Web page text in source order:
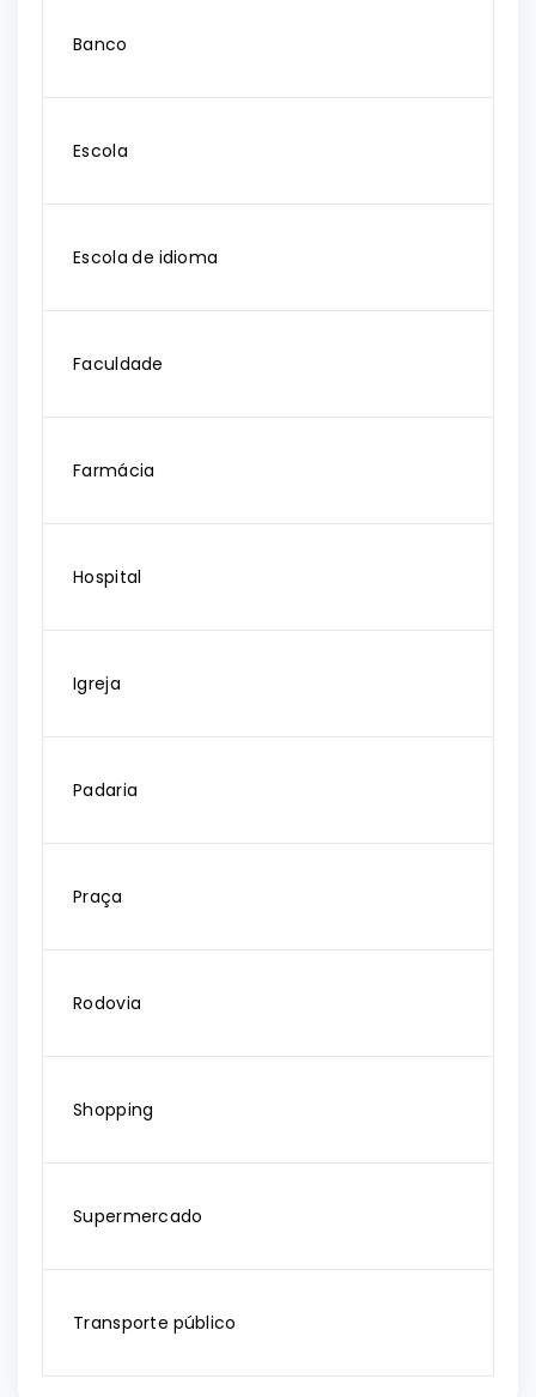
Banco
Escola
Escola de idioma
Faculdade
Farmácia
Hospital
Igreja
Padaria
Praça
Rodovia
Shopping
Supermercado
Transporte público